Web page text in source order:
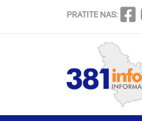
PRATITE NAS: